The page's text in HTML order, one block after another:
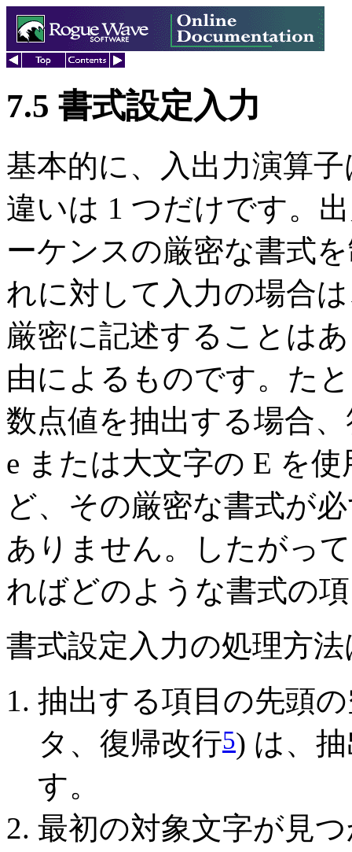
7.5 書式設定入力
基本的に、入出力演算
違いは 1 つだけです。
ーケンスの厳密な書式
れに対して入力の場合
厳密に記述することは
由によるものです。た
数点値を抽出する場合
e または大文字の E を
ど、その厳密な書式が
ありません。したがっ
ればどのような書式の
書式設定入力の処理方
抽出する項目の先頭
タ、復帰改行5) は、
す。
最初の対象文字が見